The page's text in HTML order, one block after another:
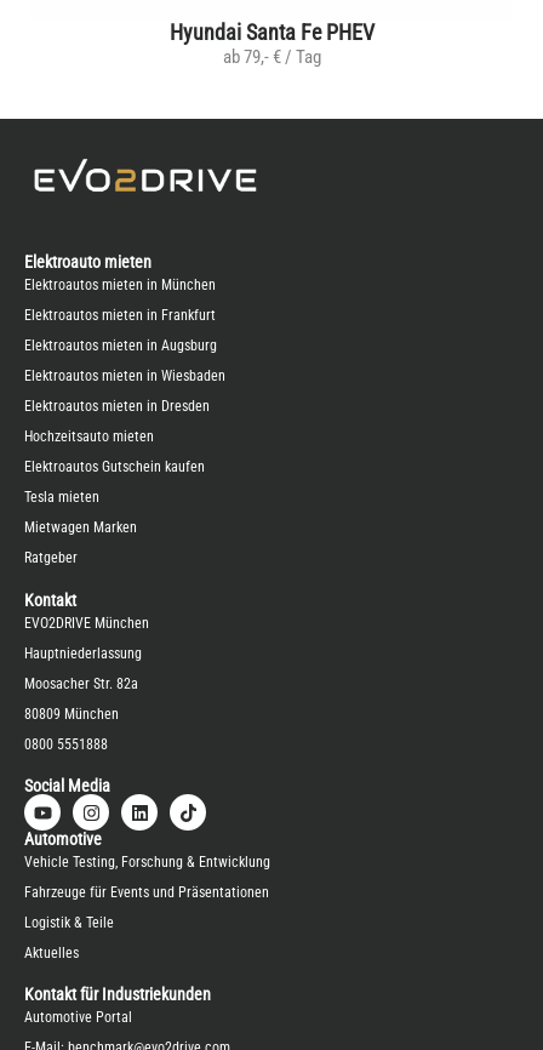
Hyundai Santa Fe PHEV
ab 79,- € / Tag
Elektroauto mieten
Elektroautos mieten in München
Elektroautos mieten in Frankfurt
Elektroautos mieten in Augsburg
Elektroautos mieten in Wiesbaden
Elektroautos mieten in Dresden
Hochzeitsauto mieten
Elektroautos Gutschein kaufen
Tesla mieten
Mietwagen Marken
Ratgeber
Kontakt
EVO2DRIVE München
Hauptniederlassung
Moosacher Str. 82a
80809 München
0800 5551888
Social Media
Automotive
Vehicle Testing, Forschung & Entwicklung
Fahrzeuge für Events und Präsentationen
Logistik & Teile
Aktuelles
Kontakt für Industriekunden
Automotive Portal